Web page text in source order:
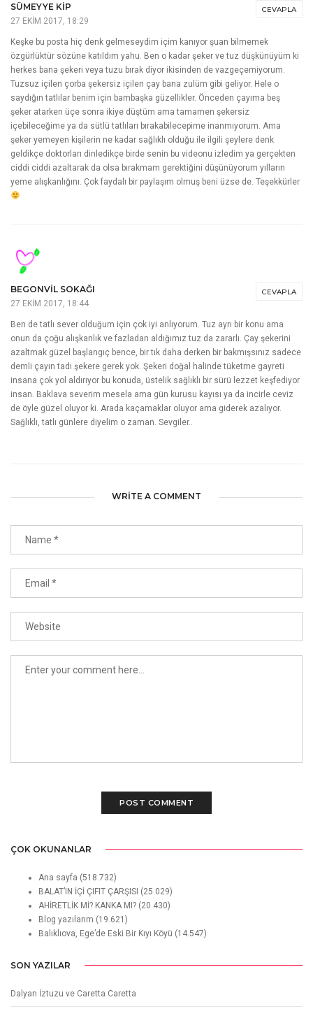
CEVAPLA
SÜMEYYE KIP
27 EKIM 2017, 18:29
Keşke bu posta hiç denk gelmeseydim içim kanıyor şuan bilmemek
özgürlüktür sözüne katıldım yahu. Ben o kadar şeker ve tuz düşkünüyüm ki
herkes bana şekeri veya tuzu bırak diyor ikisinden de vazgeçemiyorum.
Tuzsuz içilen çorba şekersiz içilen çay bana zulüm gibi geliyor. Hele o
saydığın tatlılar benim için bambaşka güzellikler. Önceden çayıma beş
şeker atarken üçe sonra ikiye düştüm ama tamamen şekersiz
içebileceğime ya da sütlü tatlıları bırakabilecepime inanmıyorum. Ama
şeker yemeyen kişilerin ne kadar sağlıklı olduğu ile ilgili şeylere denk
geldikçe doktorları dinledikçe birde senin bu videonu izledim ya gerçekten
ciddi ciddi azaltarak da olsa bırakmam gerektiğini düşünüyorum yılların
yeme alışkanlığını. Çok faydalı bir paylaşım olmuş beni üzse de. Teşekkürler
CEVAPLA
BEGONVIL SOKAĞI
27 EKIM 2017, 18:44
Ben de tatlı sever olduğum için çok iyi anlıyorum. Tuz ayrı bir konu ama
onun da çoğu alışkanlık ve fazladan aldığımız tuz da zararlı. Çay şekerini
azaltmak güzel başlangıç bence, bir tık daha derken bir bakmışsınız sadece
demli çayın tadı şekere gerek yok. Şekeri doğal halinde tüketme gayreti
insana çok yol aldırıyor bu konuda, üstelik sağlıklı bir sürü lezzet keşfediyor
insan. Baklava severim mesela ama gün kurusu kayısı ya da incirle ceviz
de öyle güzel oluyor ki. Arada kaçamaklar oluyor ama giderek azalıyor.
Sağlıklı, tatlı günlere diyelim o zaman. Sevgiler..
WRITE A COMMENT
ÇOK OKUNANLAR
Ana sayfa (518.732)
BALAT’IN İÇİ ÇIFIT ÇARŞISI (25.029)
AHİRETLİK Mİ? KANKA MI? (20.430)
Blog yazılarım (19.621)
Balıklıova, Ege’de Eski Bir Kıyı Köyü (14.547)
SON YAZILAR
Dalyan İztuzu ve Caretta Caretta